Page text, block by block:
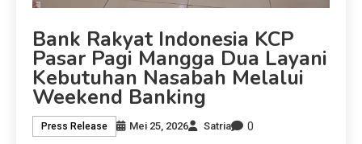
Bank Rakyat Indonesia KCP
Pasar Pagi Mangga Dua Layani
Kebutuhan Nasabah Melalui
Weekend Banking
Press Release Mei 25, 2026 Satria 0